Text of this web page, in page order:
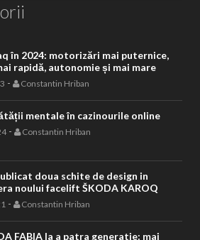
în 2024: motorizări mai puternice,
rapidă, autonomie și mai mare
- Constantin Hriban
mentale în cazinourile online
- Constantin Hriban
doua schite de design in
noului facelift ŠKODA KAROQ
- Constantin Hriban
FABIA la a patra generatie: mai